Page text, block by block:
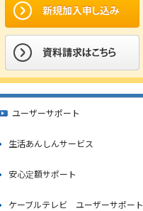
ユーザーサポート
生活あんしんサービス
安心定額サポート
ケーブルテレビ ユーザーサポート